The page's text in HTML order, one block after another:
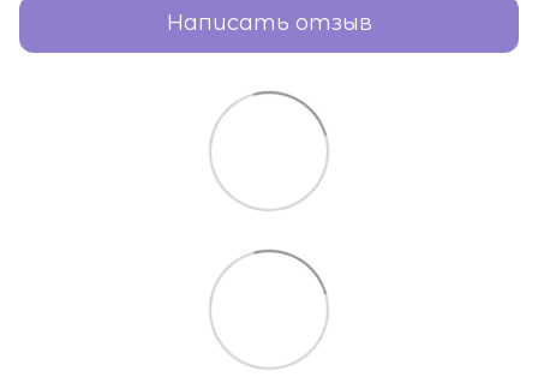
Написать отзыв